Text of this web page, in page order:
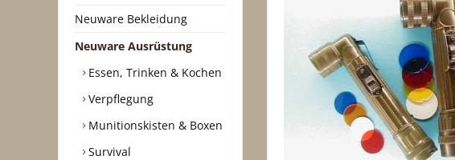
Neuware Bekleidung
Neuware Ausrüstung
Essen, Trinken & Kochen
Verpflegung
Munitionskisten & Boxen
Survival